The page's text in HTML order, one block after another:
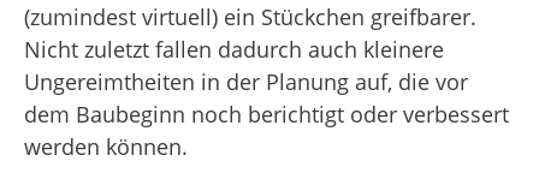
(zumindest virtuell) ein Stückchen greifbarer.
Nicht zuletzt fallen dadurch auch kleinere
Ungereimtheiten in der Planung auf, die vor
dem Baubeginn noch berichtigt oder verbessert
werden können.